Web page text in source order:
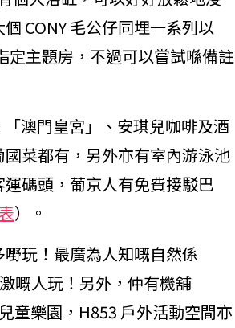
CONY 毛公仔同埋一系列以
定主題房，不過可以嘗試喺備註
澳門皇宮」、安琪兒咖啡及酒
菜都有，另外亦有室內游泳池
碼頭，葡京人有免費接駁巴
）。
玩！最廣為人知嘅自然係
嘅人玩！另外，仲有機舖
童樂園，H853 戶外活動空間亦